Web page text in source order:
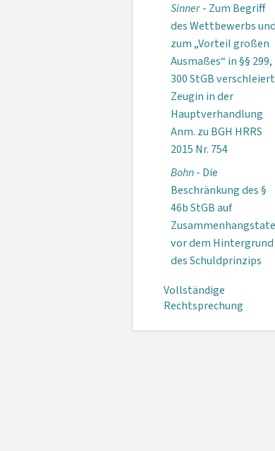
Sinner- Zum Begriff
des Wettbewerbs und
zum „Vorteil großen
Ausmaßes“ in §§ 299,
300 StGB
Zeugin in der
Hauptverhandlung
Anm. zu BGH HRRS
2015 Nr. 754
Bohn- Die
Beschränkung des §
46b StGB auf
vor dem Hintergrund
des Schuldprinzips
Vollständige
Rechtsprechung